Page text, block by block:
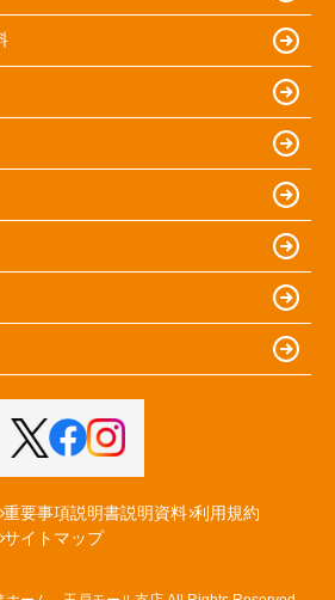
重要事項説明書説明資料 利用規約
サイトマップ